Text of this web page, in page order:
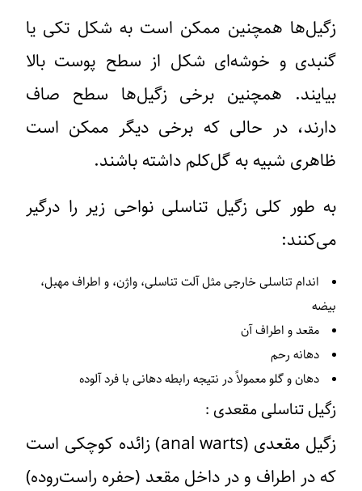
زگیل‌ها همچنین ممکن است به شکل تکی یا
گنبدی و خوشه‌ای شکل از سطح پوست بالا
بیایند. همچنین برخی زگیل‌ها سطح صاف
دارند، در حالی که برخی دیگر ممکن است
ظاهری شبیه به گل‌کلم داشته باشند.
به طور کلی زگیل تناسلی نواحی زیر را درگیر
می‌کنند:
اندام تناسلی خارجی مثل آلت تناسلی، واژن، و اطراف مهبل،
بیضه
مقعد و اطراف آن
دهانه رحم
دهان و گلو معمولاً در نتیجه رابطه دهانی با فرد آلوده
زگیل تناسلی مقعدی :
زگیل مقعدی (anal warts) زائده کوچکی است
که در اطراف و در داخل مقعد (حفره راست‌روده)